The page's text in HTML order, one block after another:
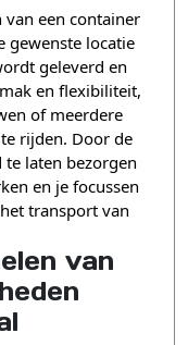
een container
gewenste locatie
geleverd en
en flexibiliteit,
of meerdere
rijden. Door de
laten bezorgen
en je focussen
transport van
van